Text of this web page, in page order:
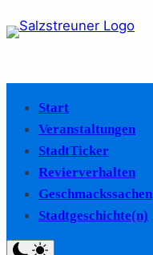
Start
Veranstaltungen
StadtTicker
Revierverhalten
Geschmackssachen
Stadtgeschichte(n)